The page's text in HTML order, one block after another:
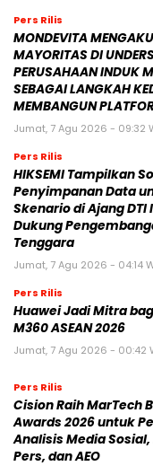
Pers Rilis
MONDEVITA
MAYORITAS DI
PERUSAHAAN INDUK
SEBAGAI LANGKAH
MEMBANGUN
Jumat, 7 Agu 2026 - 09:32
Pers Rilis
HIKSEMI Tampilkan
Penyimpanan Data
Skenario di Ajang DTI
Dukung
Tenggara
Jumat, 7 Agu 2026 - 04:14
Pers Rilis
Huawei Jadi Mitra
M360 ASEAN 2026
Jumat, 7 Agu 2026 - 00:42
Pers Rilis
Cision Raih MarTech
Awards 2026 untuk
Analisis Media
Pers, dan AEO